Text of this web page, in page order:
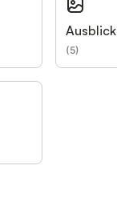
Ausblick
(5)